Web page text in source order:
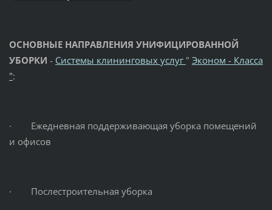
ОСНОВНЫЕ НАПРАВЛЕНИЯ УНИФИЦИРОВАННОЙ
УБОРКИ - Системы клининговых услуг " Эконом - Класса
":
· Ежедневная поддерживающая уборка помещений
и офисов
· Послестроительная уборка